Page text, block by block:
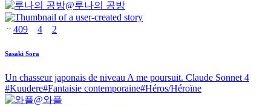
@루나의 공방
409 4 2
Sasaki Sora
Un chasseur japonais de niveau A me poursuit. Claude Sonnet 4
#Kuudere#Fantaisie contemporaine#Héros/Héroïne
@와플